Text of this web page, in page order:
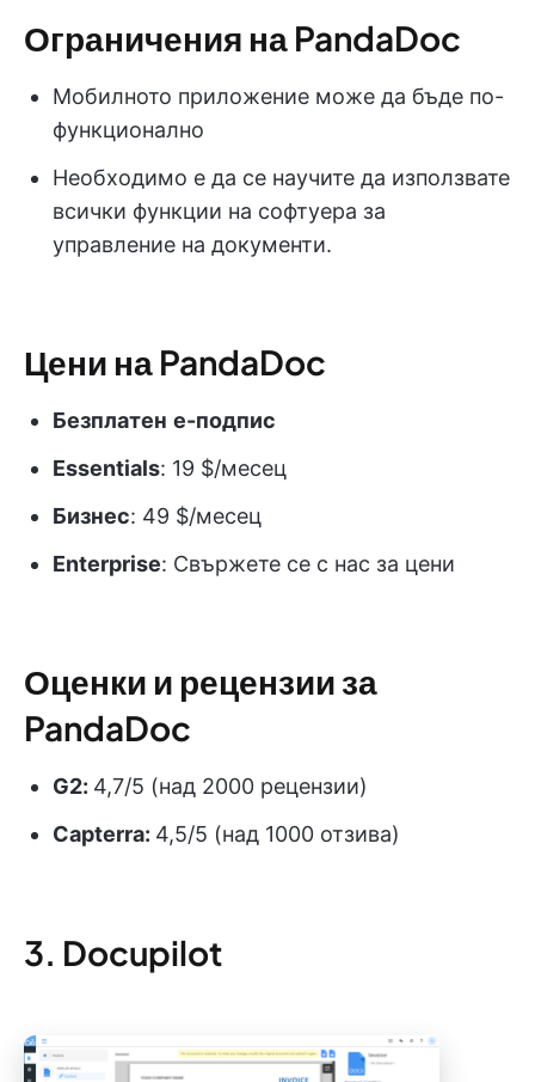
Ограничения на PandaDoc
Мобилното приложение може да бъде по-
функционално
Необходимо е да се научите да използвате
всички функции на софтуера за
управление на документи.
Цени на PandaDoc
Безплатен е-подпис
Essentials: 19 $/месец
Бизнес: 49 $/месец
Enterprise: Свържете се с нас за цени
Оценки и рецензии за
PandaDoc
G2: 4,7/5 (над 2000 рецензии)
Capterra: 4,5/5 (над 1000 отзива)
3. Docupilot